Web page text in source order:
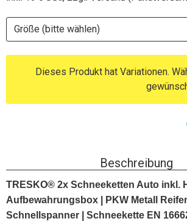
Größe (bitte wählen)
Dieses Produkt hat Variationen.
Beschreibung
TRESKO® 2x Schneeketten Auto inkl.
Aufbewahrungsbox | PKW Metall
Schnellspanner | Schneekette EN